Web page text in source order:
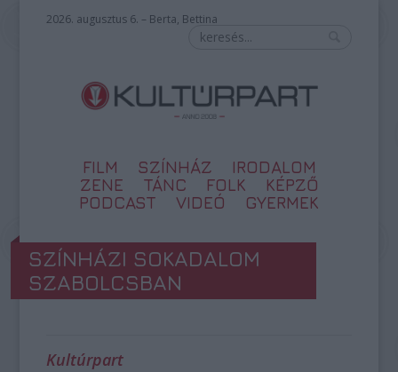
2026. augusztus 6. – Berta, Bettina
FILM SZÍNHÁZ
IRODALOM
ZENE
TÁNC FOLK
KÉPZŐ
PODCAST
VIDEÓ GYERMEK
SZÍNHÁZI SOKADALOM
SZABOLCSBAN
Kultúrpart